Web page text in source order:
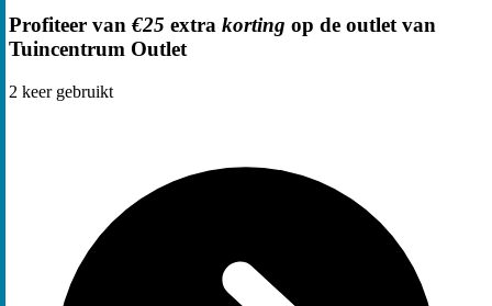
Profiteer van €25 extra korting op de outlet van
Tuincentrum Outlet
2 keer gebruikt